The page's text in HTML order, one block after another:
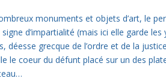
monuments et objets d’art, le
d’impartialité (mais ici elle garde les
grecque de l’ordre et de la
le coeur du défunt placé sur un des